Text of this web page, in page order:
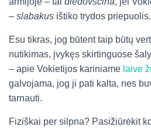
– slabakus ištiko trydos priepuolis.
Esu tikras, jog būtent taip būtų
nutikimas, įvykęs skirtinguose
– apie Vokietijos kariniame laive
galvojama, jog ji pati kalta, nes
tarnauti.
Fiziškai per silpna? Pasižiūrėkit